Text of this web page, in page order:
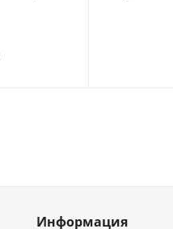
Информация